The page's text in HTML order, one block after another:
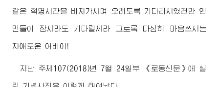
같은 혁명시간을 바쳐가시며 오래도록 기다리시였건만 인
민들이 잠시라도 기다릴세라 그토록 다심히 마음쓰시는
자애로운 어버이!
지난 주체107(2018)년 7월 24일부 《로동신문》에 실